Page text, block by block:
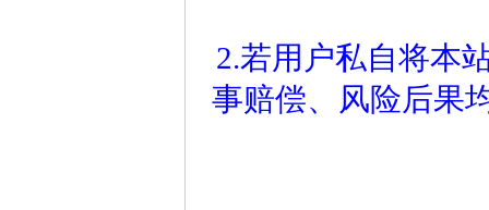
2.若用户私自将本
事赔偿、风险后果